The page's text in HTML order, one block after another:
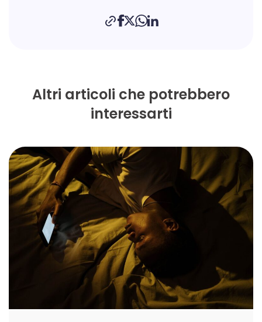
Altri articoli che potrebbero
interessarti